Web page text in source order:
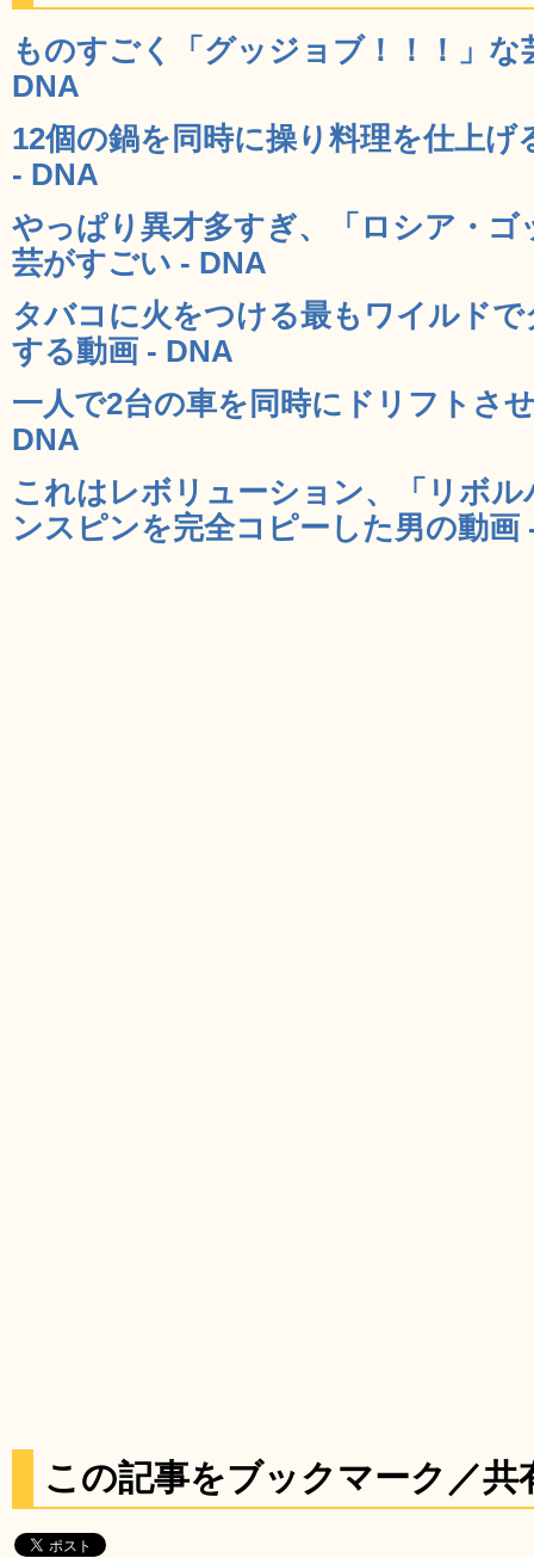
ものすごく「グッジョブ！！！」な
DNA
12個の鍋を同時に操り料理を仕上
- DNA
やっぱり異才多すぎ、「ロシア・ゴ
芸がすごい - DNA
タバコに火をつける最もワイルド
する動画 - DNA
一人で2台の車を同時にドリフトさ
DNA
これはレボリューション、「リボ
ンスピンを完全コピーした男の動画
この記事をブックマーク／共